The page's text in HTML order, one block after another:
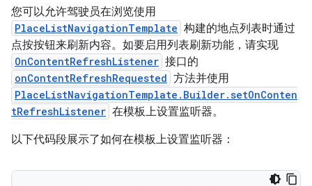
您可以允许驾驶员在浏览使用
PlaceListNavigationTemplate 构建的地点列表时通过
点按按钮来刷新内容。如要启用列表刷新功能，请实现
OnContentRefreshListener 接口的
onContentRefreshRequested 方法并使用
PlaceListNavigationTemplate.Builder.setOnConten
tRefreshListener 在模板上设置监听器。
以下代码段展示了如何在模板上设置监听器：